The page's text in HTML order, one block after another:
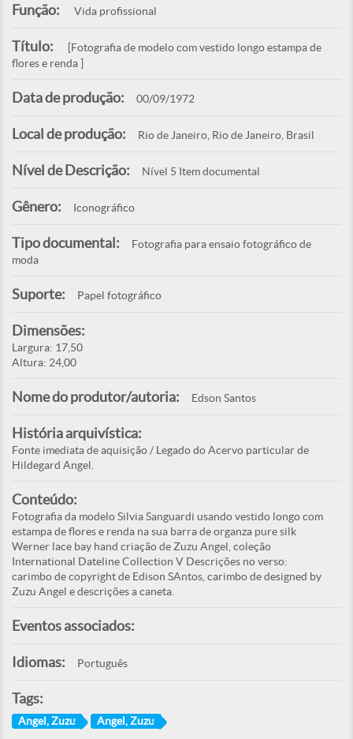
Função: Vida profissional
Título:
[Fotografia de modelo com vestido longo estampa de
flores e renda ]
Data de produção: 00/09/1972
Local de produção: Rio de Janeiro, Rio de Janeiro, Brasil
Nível de Descrição: Nível 5 Item documental
Gênero: Iconográfico
Tipo documental:
Fotografia para ensaio fotográfico de
moda
Suporte: Papel fotográfico
Dimensões:
Largura: 17,50
Altura: 24,00
Nome do produtor/autoria: Edson Santos
História arquivística:
Fonte imediata de aquisição / Legado do Acervo particular de
Hildegard Angel.
Conteúdo:
Fotografia da modelo Silvia Sanguardi usando vestido longo com
estampa de flores e renda na sua barra de organza pure silk
Werner lace bay hand criação de Zuzu Angel, coleção
International Dateline Collection V Descrições no verso:
carimbo de copyright de Edison SAntos, carimbo de designed by
Zuzu Angel e descrições a caneta.
Eventos associados:
Idiomas: Português
Tags:
Angel, Zuzu Angel, Zuzu